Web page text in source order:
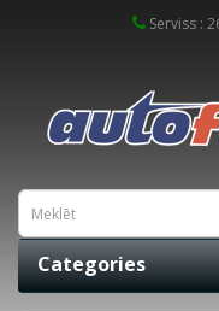
Serviss :
Categories